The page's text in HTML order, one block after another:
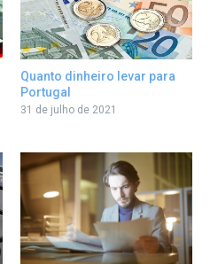
Quanto dinheiro levar para
Portugal
31 de julho de 2021